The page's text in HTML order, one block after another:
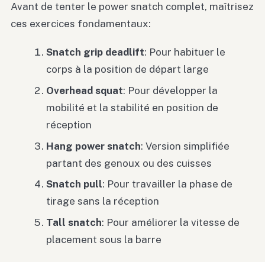
Avant de tenter le power snatch complet, maîtrisez
ces exercices fondamentaux:
Snatch grip deadlift: Pour habituer le
corps à la position de départ large
Overhead squat: Pour développer la
mobilité et la stabilité en position de
réception
Hang power snatch: Version simplifiée
partant des genoux ou des cuisses
Snatch pull: Pour travailler la phase de
tirage sans la réception
Tall snatch: Pour améliorer la vitesse de
placement sous la barre